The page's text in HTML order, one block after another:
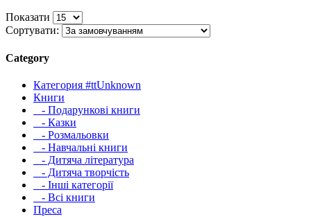
Показати
Сортувати:
Category
Категория #ttUnknown
Книги
- Подарункові книги
- Казки
- Розмальовки
- Навчальні книги
- Дитяча література
- Дитяча творчість
- Інші категорії
- Всі книги
Преса